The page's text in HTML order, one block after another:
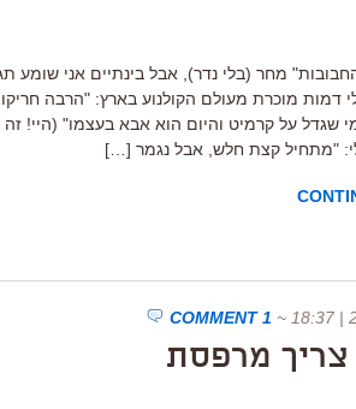
מחר (בלי נדר), אבל בינתיים אני שומע
מוכרת מעולם הקולנוע בארץ: "הרבה
שגדל על קרמיט והיום הוא אבא בעצמו" (היי!
"מתחיל קצת חלש, אבל נגמר […]
~
1 COMMENT
מרפסת